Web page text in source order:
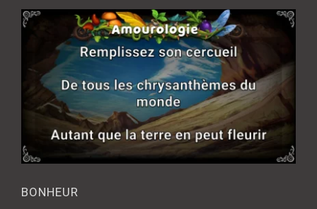
BONHEUR